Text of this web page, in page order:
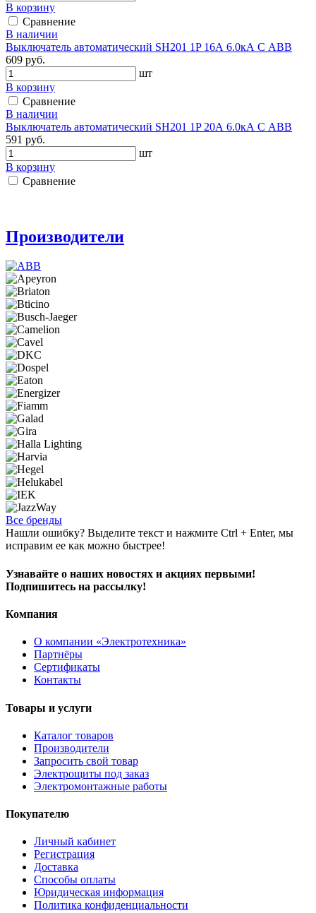
В корзину
Сравнение
В наличии
Выключатель автоматический SH201 1P 16А 6.0кА С АВВ
609 руб.
шт
В корзину
Сравнение
В наличии
Выключатель автоматический SH201 1P 20А 6.0кА С АВВ
591 руб.
шт
В корзину
Сравнение
Производители
Все бренды
Нашли ошибку? Выделите текст и нажмите Ctrl + Enter, мы
исправим ее как можно быстрее!
Узнавайте о наших новостях и акциях первыми!
Подпишитесь на рассылку!
Компания
О компании «Электротехника»
Партнёры
Сертификаты
Контакты
Товары и услуги
Каталог товаров
Производители
Запросить свой товар
Электрощиты под заказ
Электромонтажные работы
Покупателю
Личный кабинет
Регистрация
Доставка
Способы оплаты
Юридическая информация
Политика конфиденциальности